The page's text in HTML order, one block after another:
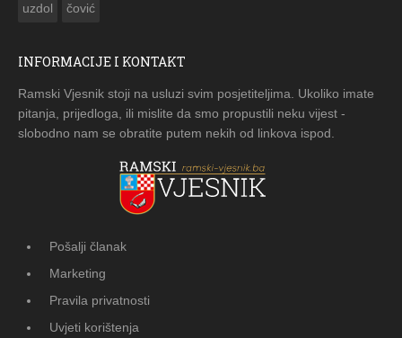
uzdol čović
INFORMACIJE I KONTAKT
Ramski Vjesnik stoji na usluzi svim posjetiteljima. Ukoliko imate
pitanja, prijedloga, ili mislite da smo propustili neku vijest -
slobodno nam se obratite putem nekih od linkova ispod.
Pošalji članak
Marketing
Pravila privatnosti
Uvjeti korištenja